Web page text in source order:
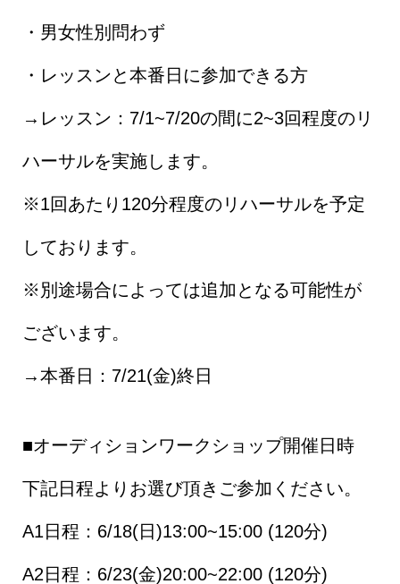
・男女性別問わず
・レッスンと本番日に参加できる方
→レッスン：7/1~7/20の間に2~3回程度のリ
ハーサルを実施します。
※1回あたり120分程度のリハーサルを予定
しております。
※別途場合によっては追加となる可能性が
ございます。
→本番日：7/21(金)終日
■オーディションワークショップ開催日時
下記日程よりお選び頂きご参加ください。
A1日程：6/18(日)13:00~15:00 (120分)
A2日程：6/23(金)20:00~22:00 (120分)